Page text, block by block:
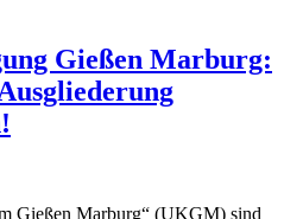
Gießen Marburg:
Gießen Marburg“ (UKGM) sind